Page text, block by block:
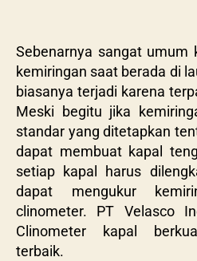
Sebenarnya sangat umum
kemiringan saat berada di
biasanya terjadi karena
Meski begitu jika
standar yang ditetapkan
dapat membuat kapal
setiap kapal harus
dapat mengukur
clinometer. PT Velasco
Clinometer kapal
terbaik.